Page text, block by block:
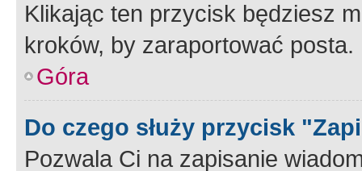
Klikając ten przycisk będziesz
kroków, by zaraportować posta.
Góra
Do czego służy przycisk
Pozwala Ci na zapisanie